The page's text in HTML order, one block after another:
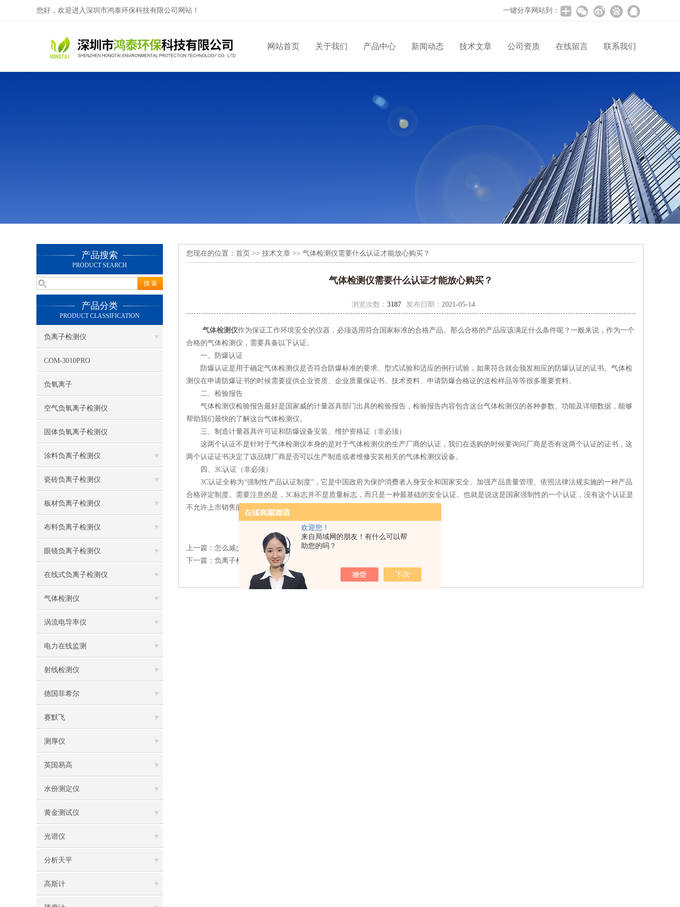
欢迎您！
来自局域网的朋友！有什么可以帮
助您的吗？
您好，欢迎进入深圳市鸿泰环保科技有限公司网站！ 一键分享网站到：
网站首页 关于我们 产品中心 新闻动态 技术文章 公司资质 在线留言 联系我们
产品搜索
PRODUCT SEARCH
产品分类
PRODUCT CLASSIFICATION
负离子检测仪
COM-3010PRO
负氧离子
空气负氧离子检测仪
固体负氧离子检测仪
涂料负离子检测仪
瓷砖负离子检测仪
板材负离子检测仪
布料负离子检测仪
眼镜负离子检测仪
在线式负离子检测仪
气体检测仪
涡流电导率仪
电力在线监测
射线检测仪
德国菲希尔
赛默飞
测厚仪
英国易高
水份测定仪
黄金测试仪
光谱仪
分析天平
高斯计
您现在的位置： 首页 >> 技术文章 >> 气体检测仪需要什么认证才能放心购买？
气体检测仪需要什么认证才能放心购买？
浏览次数： 3187 发布日期： 2021-05-14
气体检测仪作为保证工作环境安全的仪器，必须选用符合国家标准的合格产品。那么合格的产品应该满足什么条件呢？一般来说，作为一个
合格的气体检测仪，需要具备以下认证。
一、防爆认证
防爆认证是用于确定气体检测仪是否符合防爆标准的要求、型式试验和适应的例行试验，如果符合就会颁发相应的防爆认证的证书。气体检
测仪在申请防爆证书的时候需要提供企业资质、企业质量保证书、技术资料、申请防爆合格证的送检样品等等很多重要资料。
二、检验报告
气体检测仪检验报告最好是国家威的计量器具部门出具的检验报告，检验报告内容包含这台气体检测仪的各种参数、功能及详细数据，能够
帮助我们最快的了解这台气体检测仪。
三、制造计量器具许可证和防爆设备安装、维护资格证（非必须）
这两个认证不是针对于气体检测仪本身的是对于气体检测仪的生产厂商的认证，我们在选购的时候要询问厂商是否有这两个认证的证书，这
两个认证证书决定了该品牌厂商是否可以生产制造或者维修安装相关的气体检测仪设备。
四、3C认证（非必须）
3C认证全称为“强制性产品认证制度”，它是中国政府为保护消费者人身安全和国家安全、加强产品质量管理、依照法律法规实施的一种产品
合格评定制度。需要注意的是，3C标志并不是质量标志，而只是一种最基础的安全认证。也就是说这是国家强制性的一个认证，没有这个认证是
不允许上市销售的。
上一篇： 怎么减少进口负氧离子检测仪的异常率？
下一篇： 负离子检测仪日常保养建议